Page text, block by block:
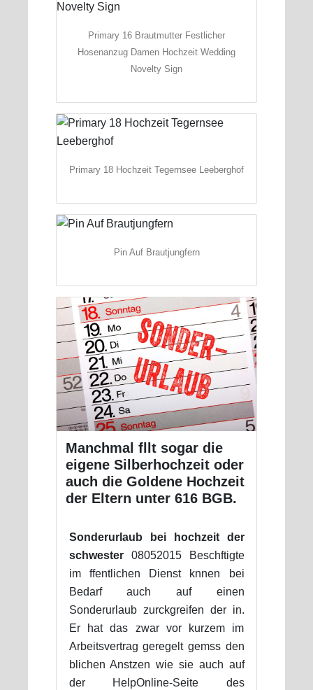
Primary 16 Brautmutter Festlicher
Hosenanzug Damen Hochzeit Wedding
Novelty Sign
Primary 18 Hochzeit Tegernsee Leeberghof
Pin Auf Brautjungfern
Manchmal fllt sogar die
eigene Silberhochzeit oder
auch die Goldene Hochzeit
der Eltern unter 616 BGB.
Sonderurlaub bei hochzeit der
schwester08052015 Beschftigte
im ffentlichen Dienst knnen bei
Bedarf auch auf einen
Sonderurlaub zurckgreifen der in.
Er hat das zwar vor kurzem im
Arbeitsvertrag geregelt gemss den
blichen Anstzen wie sie auch auf
der HelpOnline-Seite des